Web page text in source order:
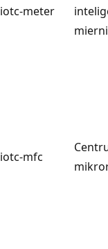
iotc-meter
iotc-mfc